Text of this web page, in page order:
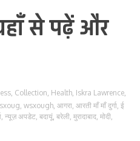
से पढ़ें और
, Collection, Health, Iskra Lawrence,
, wsxough, आगरा, आरती माँ माँ दुर्गा, ई
, न्यूज़ अपडेट, बदायूं, बरेली, मुरादाबाद, मोदी,